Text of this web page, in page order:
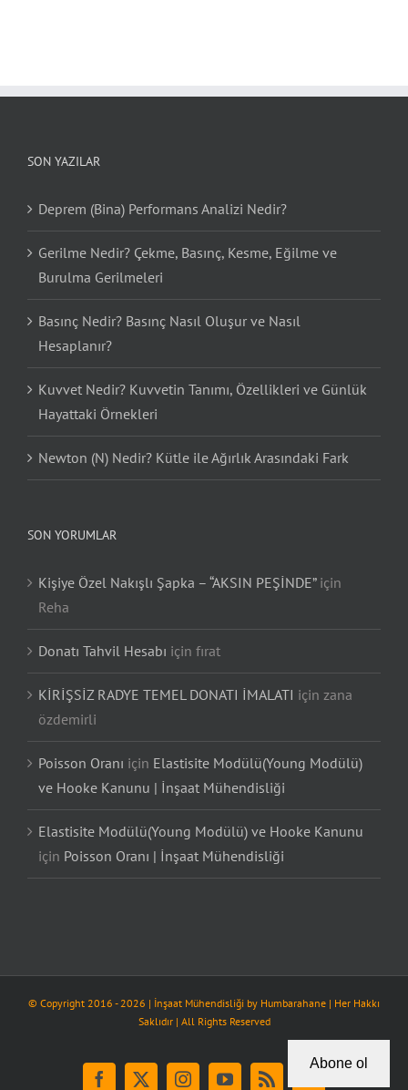
SON YAZILAR
Deprem (Bina) Performans Analizi Nedir?
Gerilme Nedir? Çekme, Basınç, Kesme, Eğilme ve
Burulma Gerilmeleri
Basınç Nedir? Basınç Nasıl Oluşur ve Nasıl
Hesaplanır?
Kuvvet Nedir? Kuvvetin Tanımı, Özellikleri ve Günlük
Hayattaki Örnekleri
Newton (N) Nedir? Kütle ile Ağırlık Arasındaki Fark
SON YORUMLAR
Kişiye Özel Nakışlı Şapka – “AKSIN PEŞİNDE”için
Reha
Donatı Tahvil Hesabı için fırat
KİRİŞSİZ RADYE TEMEL DONATI İMALATI için zana
özdemirli
Poisson Oranı için Elastisite Modülü(Young Modülü)
ve Hooke Kanunu | İnşaat Mühendisliği
Elastisite Modülü(Young Modülü) ve Hooke Kanunu
için Poisson Oranı | İnşaat Mühendisliği
© Copyright 2016 -2026 | İnşaat Mühendisliği by Humbarahane | Her Hakkı
Saklıdır | All Rights Reserved
Facebook
X InstagramYouTubeRss Tiktok
Abone ol